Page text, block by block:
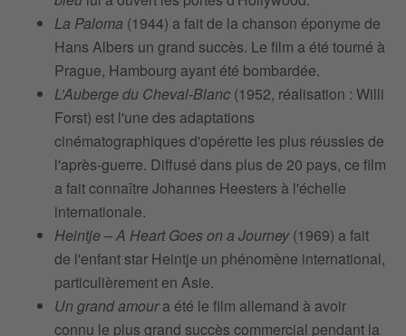
La Paloma (1944) a fait de la chanson éponyme de
Hans Albers un grand succès. Le film a été tourné à
Prague, Hambourg ayant été bombardée.
L’Auberge du Cheval-Blanc (1952, réalisation : Willi
Forst) est l'une des adaptations
cinématographiques d'opérette les plus réussies de
l'après-guerre. Diffusé dans plus de 20 pays, ce film
a fait connaître Johannes Heesters à l'échelle
internationale.
Heintje – A Heart Goes on a Journey(1969) a fait
de l'enfant star Heintje un phénomène international,
particulièrement en Asie.
Un grand amoura été le film allemand à avoir
connu le plus grand succès commercial pendant la